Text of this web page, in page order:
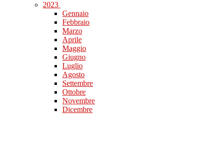
2023
Gennaio
Febbraio
Marzo
Aprile
Maggio
Giugno
Luglio
Agosto
Settembre
Ottobre
Novembre
Dicembre